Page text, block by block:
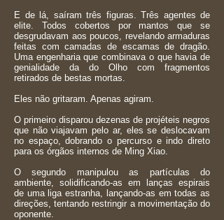
E de lá, saíram três figuras. Três agentes de
elite. Todos cobertos por mantos que se
desgrudavam aos poucos, revelando armaduras
feitas com camadas de escamas de dragão.
Uma engenharia que combinava o que havia de
genialidade da do Olho com fragmentos
retirados de bestas mortas.
Eles não gritaram. Apenas agiram.
O primeiro disparou dezenas de projéteis negros
que não viajavam pelo ar, eles se deslocavam
no espaço, dobrando o percurso e indo direto
para os órgãos internos de Ming Xiao.
O segundo manipulou as partículas do
ambiente, solidificando-as em lanças espirais
de uma liga estranha, lançando-as em todas as
direções, tentando restringir a movimentação do
oponente.